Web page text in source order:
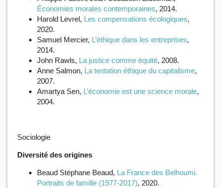
Économies morales contemporaines, 2014.
Harold Levrel, Les compensations écologiques,
2020.
Samuel Mercier, L’éthique dans les entreprises,
2014.
John Rawls, La justice comme équité, 2008.
Anne Salmon, La tentation éthique du capitalisme,
2007.
Amartya Sen, L’économie est une science morale,
2004.
Sociologie
Diversité des origines
Beaud Stéphane Beaud, La France des Belhoumi.
Portraits de famille (1977-2017), 2020.